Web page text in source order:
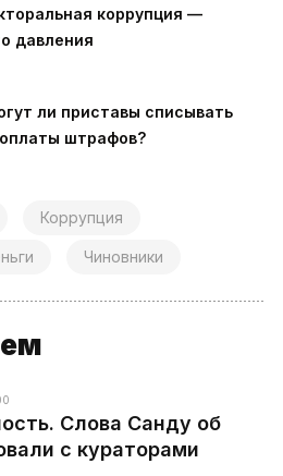
коррупция —
давления
ли приставы списывать
штрафов?
Коррупция
Чиновники
Слова Санду об
с кураторами